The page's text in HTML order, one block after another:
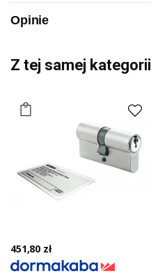
Opinie
Z tej samej kategorii
451,80 zł